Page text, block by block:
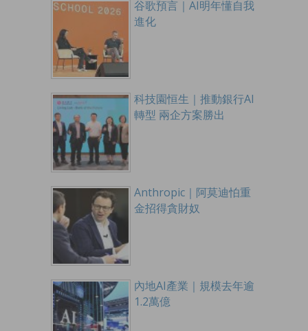
谷歌預言｜AI明年懂自我
進化
科技園恒生｜推動銀行AI
轉型 兩企方案勝出
Anthropic｜阿莫迪怕重
金招得貪財奴
內地AI產業｜規模去年逾
1.2萬億